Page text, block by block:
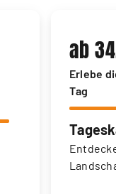
ab
Erlebe
Tag